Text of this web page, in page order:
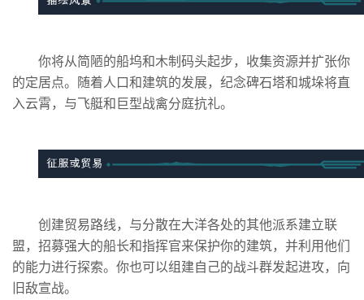
你将从简陋的船坞和木制码头起步，收集资源并扩张你
的定居点。随着人口和建筑的发展，纪念碑石塔和城垛将直
入云霄，与飞艇和巨型战禽分庭抗礼。
创建贸易路线，与分散在大洋各处的其他派系建立联
盟，招募强大的船长和指挥官来保护你的建筑，并利用他们
的能力进行探索。你也可以组建自己的战斗群发起进攻，向
旧敌宣战。